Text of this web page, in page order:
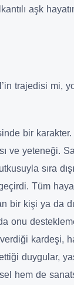
aşk
trajedisi mi,
bir karakter.
ve yeteneği.
sıra
Tüm
bir kişi ya da
onu
kardeşi,
duygular,
hem de